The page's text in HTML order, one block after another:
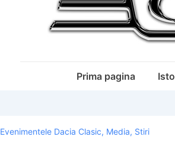
MainPrima pagina
Evenimentele Dacia Clasic, Media, Stiri